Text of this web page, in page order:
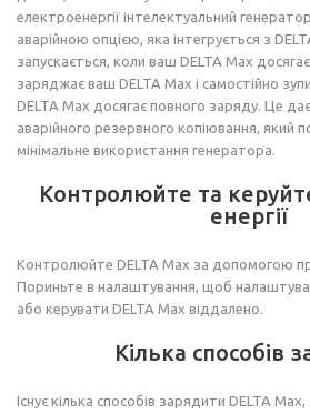
електроенергії інтелектуальний
аварійною опцією, яка інтегрується з
запускається, коли ваш DELTA Max
заряджає ваш DELTA Max і самостійно
DELTA Max досягає повного заряду. Це
аварійного резервного копіювання, який
мінімальне використання генератора.
Контролюйте та
енергії
Контролюйте DELTA Max за допомогою
Пориньте в налаштування, щоб
або керувати DELTA Max віддалено.
Кілька способів
Існує кілька способів зарядити DELTA